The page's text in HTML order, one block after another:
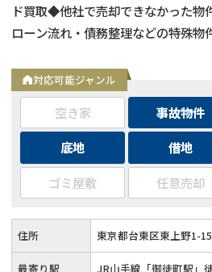
ド買取◆他社で売却できなかった物
ローン流れ・債務整理などの特殊
対応可能ジャンル
空き家 事故物件
底地
借地
ゴミ屋敷
任意売却
住所 東京都台東区東上野1-
最寄り駅 JR山手線「御徒町駅」
事故物件の売却でお
営業時間外（メール問合
0120-543-357